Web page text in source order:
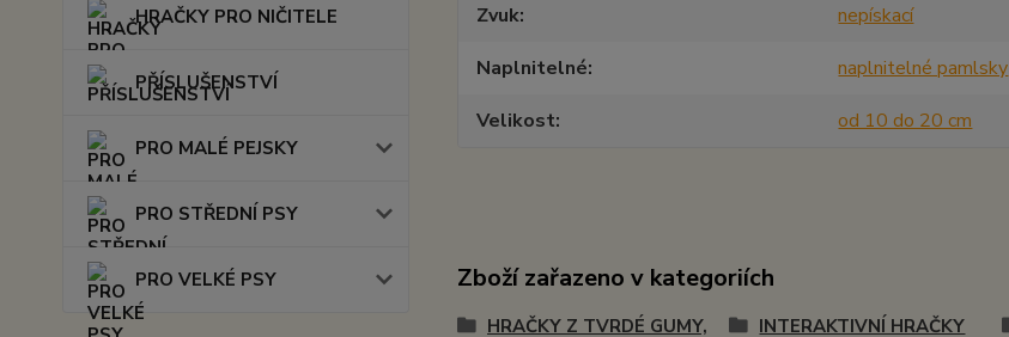
HRAČKY PRO NIČITELE
PŘÍSLUŠENSTVÍ
PRO MALÉ PEJSKY
PRO STŘEDNÍ PSY
PRO VELKÉ PSY
Zvuk
nepískací
Naplnitelné
naplnitelné pamlsky
Velikost
od 10 do 20 cm
Zboží zařazeno v kategoriích
HRAČKY Z TVRDÉ GUMY,
INTERAKTIVNÍ HRAČKY